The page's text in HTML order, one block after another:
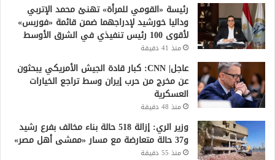
رئيسة «القومي للمرأة» تهنئ محمد الإتربي
وداليا خورشيد لإدراجهما ضمن قائمة «فوربس»
لأقوى 100 رئيس تنفيذي في الشرق الأوسط
منذ 41 دقيقة
عاجل| CNN: كبار قادة الجيش الأمريكي يبحثون
عن مخرج من حرب إيران وسط تراجع الخيارات
العسكرية
منذ 48 دقيقة
وزير الري: إزالة 518 حالة بناء مخالف بفرع رشيد
و37 حالة متعارضة مع مسار «ممشى أهل مصر»
منذ 55 دقيقة